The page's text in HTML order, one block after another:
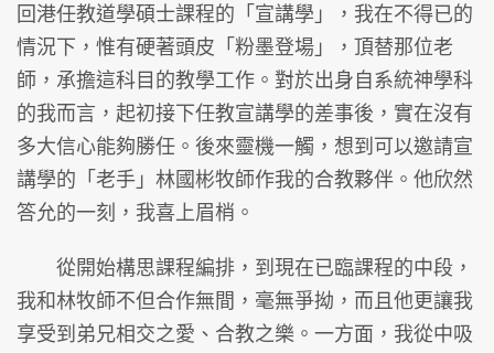
回港任教道學碩士課程的「宣講學」，我在不得已的
情況下，惟有硬著頭皮「粉墨登場」，頂替那位老
師，承擔這科目的教學工作。對於出身自系統神學科
的我而言，起初接下任教宣講學的差事後，實在沒有
多大信心能夠勝任。後來靈機一觸，想到可以邀請宣
講學的「老手」林國彬牧師作我的合教夥伴。他欣然
答允的一刻，我喜上眉梢。
從開始構思課程編排，到現在已臨課程的中段，
我和林牧師不但合作無間，毫無爭拗，而且他更讓我
享受到弟兄相交之愛、合教之樂。一方面，我從中吸